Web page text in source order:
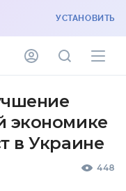
УСТАНОВИТЬ
экономике
в Украине
448